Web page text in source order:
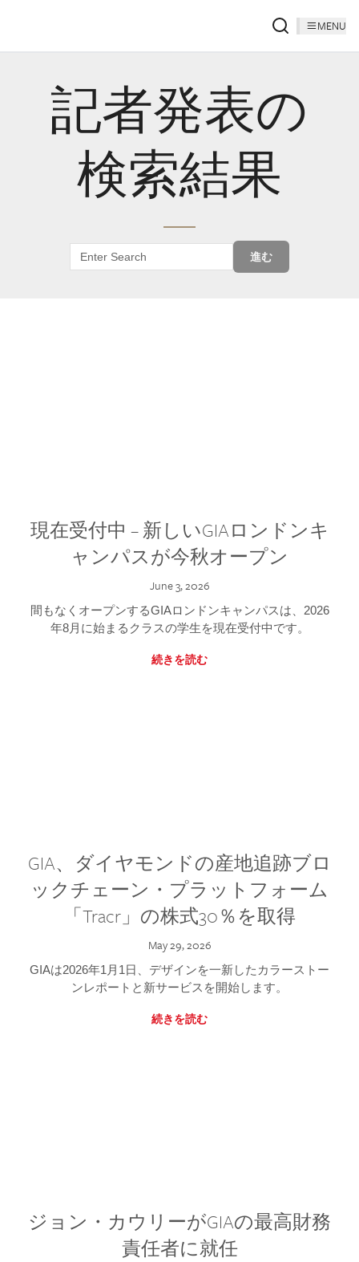
MENU
記者発表の
検索結果
進む
現在受付中 – 新しいGIAロンドンキ
ャンパスが今秋オープン
June 3, 2026
間もなくオープンするGIAロンドンキャンパスは、2026
年8月に始まるクラスの学生を現在受付中です。
続きを読む
GIA、ダイヤモンドの産地追跡ブロ
ックチェーン・プラットフォーム
「Tracr」の株式30％を取得
May 29, 2026
GIAは2026年1月1日、デザインを一新したカラーストー
ンレポートと新サービスを開始します。
続きを読む
ジョン・カウリーがGIAの最高財務
責任者に就任